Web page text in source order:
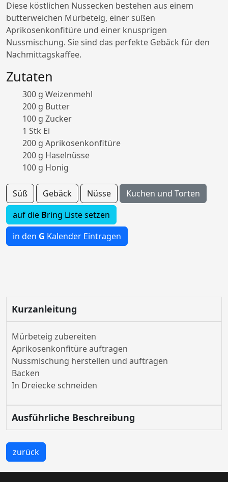
Diese köstlichen Nussecken bestehen aus einem
butterweichen Mürbeteig, einer süßen
Aprikosenkonfitüre und einer knusprigen
Nussmischung. Sie sind das perfekte Gebäck für den
Nachmittagskaffee.
Zutaten
300 g Weizenmehl
200 g Butter
100 g Zucker
1 Stk Ei
200 g Aprikosenkonfitüre
200 g Haselnüsse
100 g Honig
Süß Gebäck Nüsse
Kuchen und Torten
auf die Bring Liste setzen
in den G Kalender Eintragen
Kurzanleitung
Mürbeteig zubereiten
Aprikosenkonfitüre auftragen
Nussmischung herstellen und auftragen
Backen
In Dreiecke schneiden
Ausführliche Beschreibung
zurück